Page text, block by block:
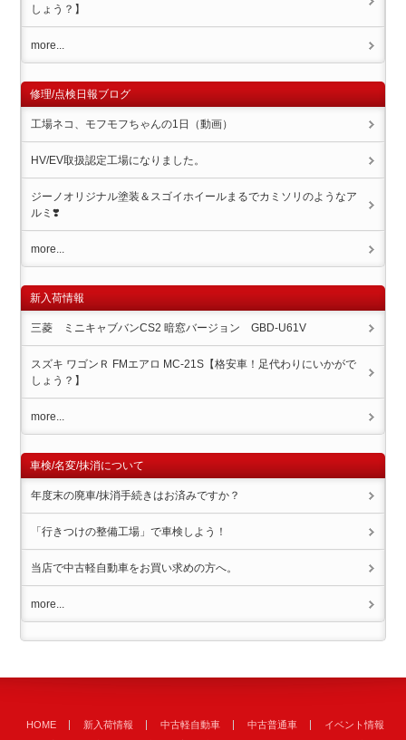
しょう？】
more...
修理/点検日報ブログ
工場ネコ、モフモフちゃんの1日（動画）
HV/EV取扱認定工場になりました。
ジーノオリジナル塗装＆スゴイホイール️まるでカミソリのようなア
ルミ❣️
more...
新入荷情報
三菱 ミニキャブバンCS2 暗窓バージョン GBD-U61V
スズキ ワゴンＲ FMエアロ MC-21S【格安車！足代わりにいかがで
しょう？】
more...
車検/名変/抹消について
年度末の廃車/抹消手続きはお済みですか？
「行きつけの整備工場」で車検しよう！
当店で中古軽自動車をお買い求めの方へ。
more...
HOME 新入荷情報 中古軽自動車 中古普通車
イベント情報